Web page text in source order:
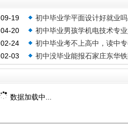
09-19
初中毕业学平面设计好就业吗
04-20
初中毕业男孩学机电技术专
02-24
初中毕业考不上高中，读中
02-03
初中没毕业能报石家庄东华
数据加载中...